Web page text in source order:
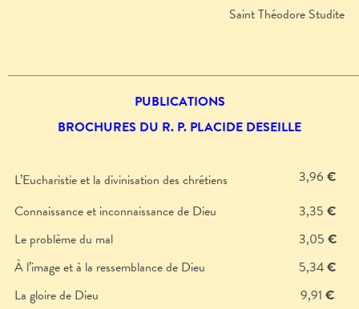
Saint Théodore Studite
PUBLICATIONS
BROCHURES DU R. P. PLACIDE DESEILLE
L’Eucharistie et la divinisation des chrétiens 3,96 €
Connaissance et inconnaissance de Dieu
3,35 €
Le problème du mal
3,05 €
À l’image et à la ressemblance de Dieu
5,34€
La gloire de Dieu
9,91 €